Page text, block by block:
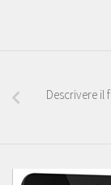
Descrivere